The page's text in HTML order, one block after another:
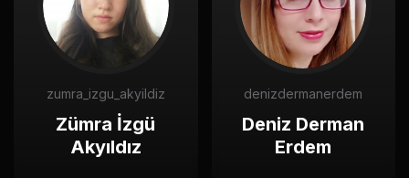
zumra_izgu_akyildiz
Zümra İzgü
Akyıldız
denizdermanerdem
Deniz Derman
Erdem